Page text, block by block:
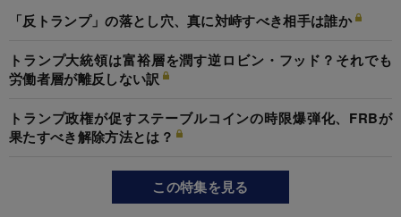
「反トランプ」の落とし穴、真に対峙すべき相手は誰か
トランプ大統領は富裕層を潤す逆ロビン・フッド？それでも
労働者層が離反しない訳
トランプ政権が促すステーブルコインの時限爆弾化、FRBが
果たすべき解除方法とは？
この特集を見る